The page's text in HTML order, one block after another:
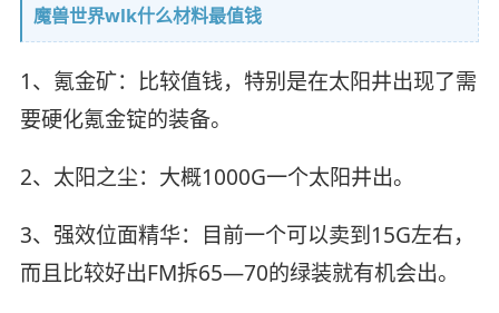
魔兽世界wlk什么材料最值钱
1、氪金矿：比较值钱，特别是在太阳井出现了需
要硬化氪金锭的装备。
2、太阳之尘：大概1000G一个太阳井出。
3、强效位面精华：目前一个可以卖到15G左右，
而且比较好出FM拆65—70的绿装就有机会出。